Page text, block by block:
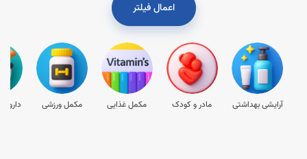
اعمال فیلتر
آرایشی بهداشتی مادر و کودک مکمل غذایی مکمل ورزشی